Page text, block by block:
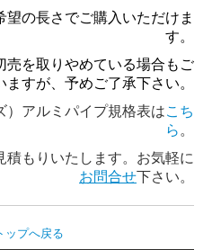
望の長さでご購入いただけま
す。
売を取りやめている場合もご
ますが、予めご了承下さい。
）アルミパイプ規格表はこち
ら。
積もりいたします。お気軽に
お問合せ下さい。
ップへ戻る